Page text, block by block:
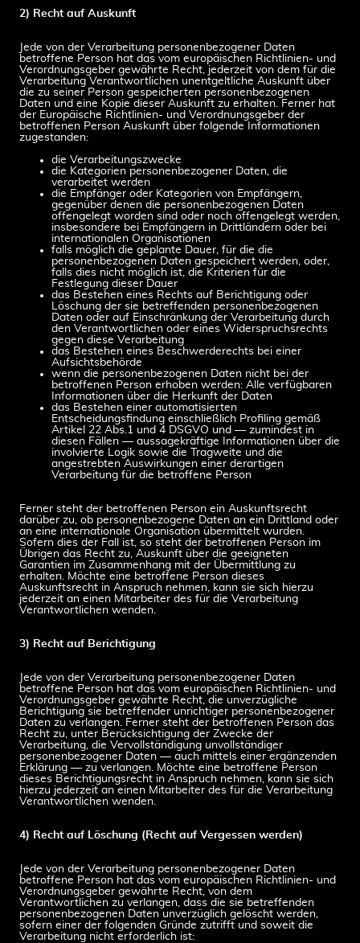
2) Recht auf Auskunft
Jede von der Verarbeitung personenbezogener Daten
betroffene Person hat das vom europäischen Richtlinien- und
Verordnungsgeber gewährte Recht, jederzeit von dem für die
Verarbeitung Verantwortlichen unentgeltliche Auskunft über
die zu seiner Person gespeicherten personenbezogenen
Daten und eine Kopie dieser Auskunft zu erhalten. Ferner hat
der Europäische Richtlinien- und Verordnungsgeber der
betroffenen Person Auskunft über folgende Informationen
zugestanden:
die Verarbeitungszwecke
die Kategorien personenbezogener Daten, die
verarbeitet werden
die Empfänger oder Kategorien von Empfängern,
gegenüber denen die personenbezogenen Daten
offengelegt worden sind oder noch offengelegt werden,
insbesondere bei Empfängern in Drittländern oder bei
internationalen Organisationen
falls möglich die geplante Dauer, für die die
personenbezogenen Daten gespeichert werden, oder,
falls dies nicht möglich ist, die Kriterien für die
Festlegung dieser Dauer
das Bestehen eines Rechts auf Berichtigung oder
Löschung der sie betreffenden personenbezogenen
Daten oder auf Einschränkung der Verarbeitung durch
den Verantwortlichen oder eines Widerspruchsrechts
gegen diese Verarbeitung
das Bestehen eines Beschwerderechts bei einer
Aufsichtsbehörde
wenn die personenbezogenen Daten nicht bei der
betroffenen Person erhoben werden: Alle verfügbaren
Informationen über die Herkunft der Daten
das Bestehen einer automatisierten
Entscheidungsfindung einschließlich Profiling gemäß
Artikel 22 Abs.1 und 4 DSGVO und — zumindest in
diesen Fällen — aussagekräftige Informationen über die
involvierte Logik sowie die Tragweite und die
angestrebten Auswirkungen einer derartigen
Verarbeitung für die betroffene Person
Ferner steht der betroffenen Person ein Auskunftsrecht
darüber zu, ob personenbezogene Daten an ein Drittland oder
an eine internationale Organisation übermittelt wurden.
Sofern dies der Fall ist, so steht der betroffenen Person im
Übrigen das Recht zu, Auskunft über die geeigneten
Garantien im Zusammenhang mit der Übermittlung zu
erhalten. Möchte eine betroffene Person dieses
Auskunftsrecht in Anspruch nehmen, kann sie sich hierzu
jederzeit an einen Mitarbeiter des für die Verarbeitung
Verantwortlichen wenden.
3) Recht auf Berichtigung
Jede von der Verarbeitung personenbezogener Daten
betroffene Person hat das vom europäischen Richtlinien- und
Verordnungsgeber gewährte Recht, die unverzügliche
Berichtigung sie betreffender unrichtiger personenbezogener
Daten zu verlangen. Ferner steht der betroffenen Person das
Recht zu, unter Berücksichtigung der Zwecke der
Verarbeitung, die Vervollständigung unvollständiger
personenbezogener Daten — auch mittels einer ergänzenden
Erklärung — zu verlangen. Möchte eine betroffene Person
dieses Berichtigungsrecht in Anspruch nehmen, kann sie sich
hierzu jederzeit an einen Mitarbeiter des für die Verarbeitung
Verantwortlichen wenden.
4) Recht auf Löschung (Recht auf Vergessen werden)
Jede von der Verarbeitung personenbezogener Daten
betroffene Person hat das vom europäischen Richtlinien- und
Verordnungsgeber gewährte Recht, von dem
Verantwortlichen zu verlangen, dass die sie betreffenden
personenbezogenen Daten unverzüglich gelöscht werden,
sofern einer der folgenden Gründe zutrifft und soweit die
Verarbeitung nicht erforderlich ist: